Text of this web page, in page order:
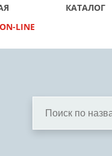
КАТАЛОГ
LINE